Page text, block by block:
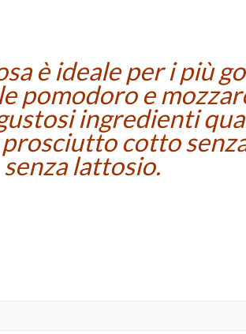
è ideale per i più
pomodoro e
ingredienti
cotto
senza lattosio.